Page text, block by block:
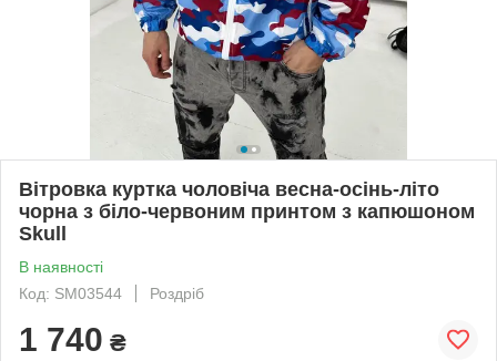
Вітровка куртка чоловіча весна-осінь-літо
чорна з біло-червоним принтом з капюшоном
Skull
В наявності
Код: SM03544
Роздріб
1 740 ₴